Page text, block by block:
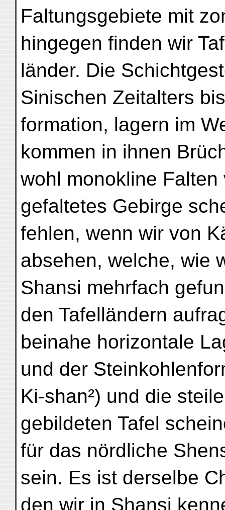
Faltungsgebiete mit
hingegen finden wir
länder. Die
Sinischen Zeitalters
formation, lagern im
kommen in ihnen
wohl monokline
gefaltetes Gebirge
fehlen, wenn wir von
absehen, welche, wie
Shansi mehrfach
den Tafelländern
beinahe horizontale
und der
Ki-shan²) und die
gebildeten Tafel
für das nördliche
sein. Es ist derselbe
den wir in Shansi